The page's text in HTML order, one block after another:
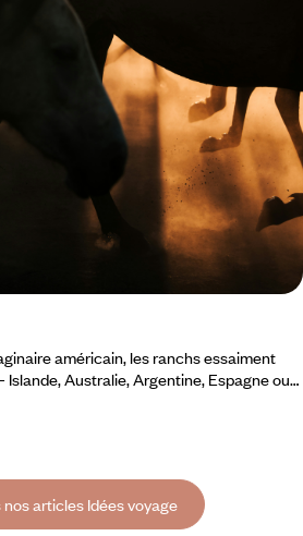
américain, les ranchs essaiment
Islande, Australie, Argentine, Espagne ou
où la nature domine et où l’activité
articles Idées voyage